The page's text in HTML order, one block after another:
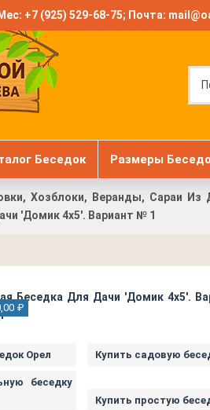
+7 (925) 529-68-75; Почта:
Беседок Размеры
Хозблоки, Веранды, Сараи
'Домик 4х5'. Вариант № 1
₽
Орел Купить садовую
беседку
Купить простую